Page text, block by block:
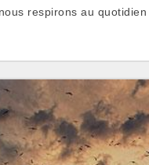
respirons au